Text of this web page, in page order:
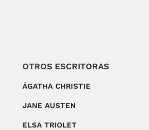
OTROS ESCRITORAS
ÁGATHA CHRISTIE
JANE AUSTEN
ELSA TRIOLET